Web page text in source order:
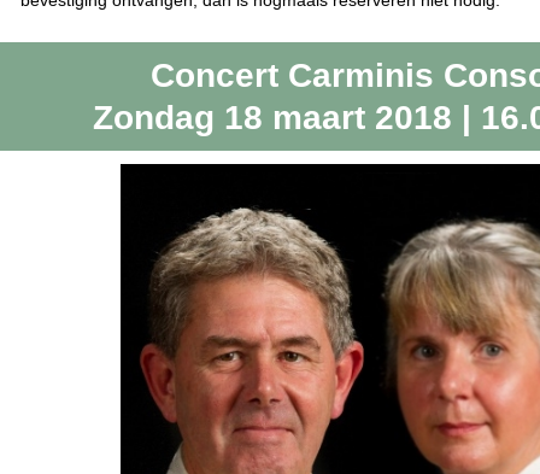
Concert Carminis
Zondag 18 maart 2018 |